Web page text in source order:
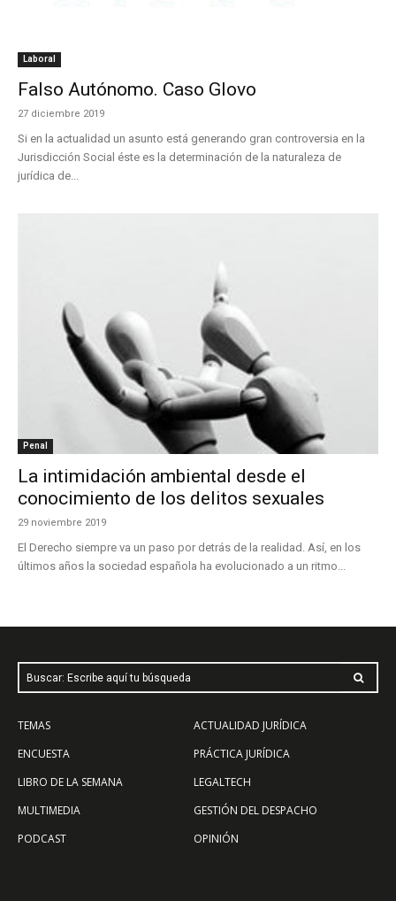
Laboral
Falso Autónomo. Caso Glovo
27 diciembre 2019
Si en la actualidad un asunto está generando gran controversia en la
Jurisdicción Social éste es la determinación de la naturaleza de
jurídica de...
Penal
La intimidación ambiental desde el
conocimiento de los delitos sexuales
29 noviembre 2019
El Derecho siempre va un paso por detrás de la realidad. Así, en los
últimos años la sociedad española ha evolucionado a un ritmo...
Buscar: Escribe aquí tu búsqueda
TEMAS
ENCUESTA
LIBRO DE LA SEMANA
MULTIMEDIA
PODCAST
ACTUALIDAD JURÍDICA
PRÁCTICA JURÍDICA
LEGALTECH
GESTIÓN DEL DESPACHO
OPINIÓN